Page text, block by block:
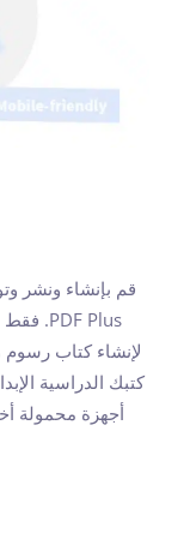
لإنشاء كتاب
أجهزة محمولة